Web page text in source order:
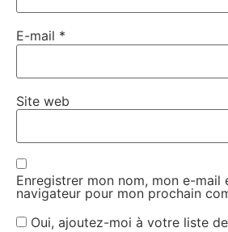
E-mail *
Site web
Enregistrer mon nom, mon e-mail
navigateur pour mon prochain
Oui, ajoutez-moi à votre liste